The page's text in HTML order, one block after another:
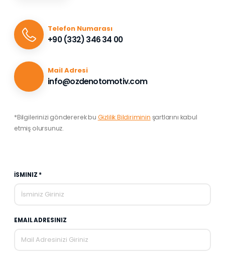
Telefon Numarası
+90 (332) 346 34 00
Mail Adresi
info@ozdenotomotiv.com
*Bilgilerinizi göndererek bu Gizlilik Bildiriminin şartlarını kabul
etmiş olursunuz.
İSMINIZ *
EMAIL ADRESINIZ